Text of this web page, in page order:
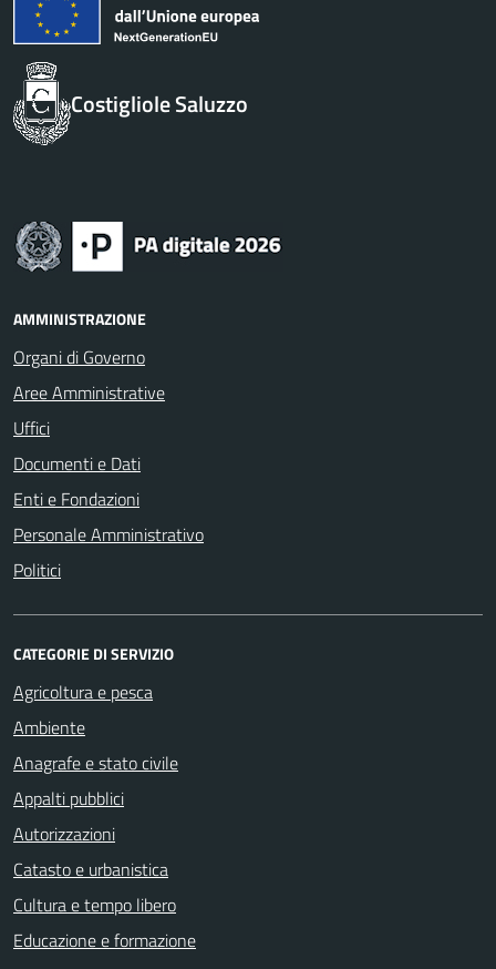
Costigliole Saluzzo
AMMINISTRAZIONE
Organi di Governo
Aree Amministrative
Uffici
Documenti e Dati
Enti e Fondazioni
Personale Amministrativo
Politici
CATEGORIE DI SERVIZIO
Agricoltura e pesca
Ambiente
Anagrafe e stato civile
Appalti pubblici
Autorizzazioni
Catasto e urbanistica
Cultura e tempo libero
Educazione e formazione